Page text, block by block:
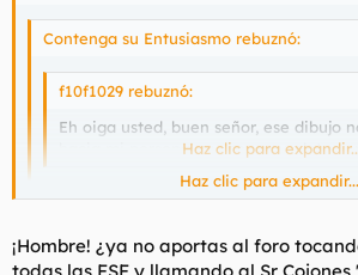
Contenga su Entusiasmo rebuznó:
f10f1029 rebuznó:
Eh oiga usted, buen señor, ese dibujo
hacia mi persona que soy un pelota
Haz clic para
¡Hombre! ¿ya no le haces a Torbe
Haz clic para expandir...
¡Hombre! ¿ya no aportas al foro